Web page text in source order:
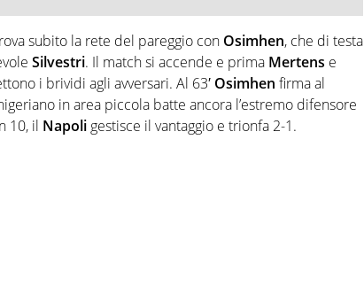
subito la rete del pareggio con Osimhen, che di testa
Silvestri. Il match si accende e prima Mertens e
i brividi agli avversari. Al 63′ Osimhen firma al
in area piccola batte ancora l’estremo difensore
10, il Napoli gestisce il vantaggio e trionfa 2-1.